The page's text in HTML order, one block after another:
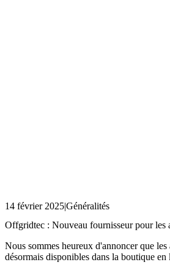
14 février 2025|Généralités
Offgridtec : Nouveau fournisseur pour les
Nous sommes heureux d'annoncer que
désormais disponibles dans la boutique